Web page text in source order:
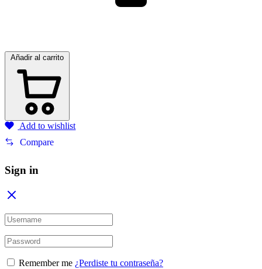
Añadir al carrito
Add to wishlist
Compare
Sign in
Remember me ¿Perdiste tu contraseña?